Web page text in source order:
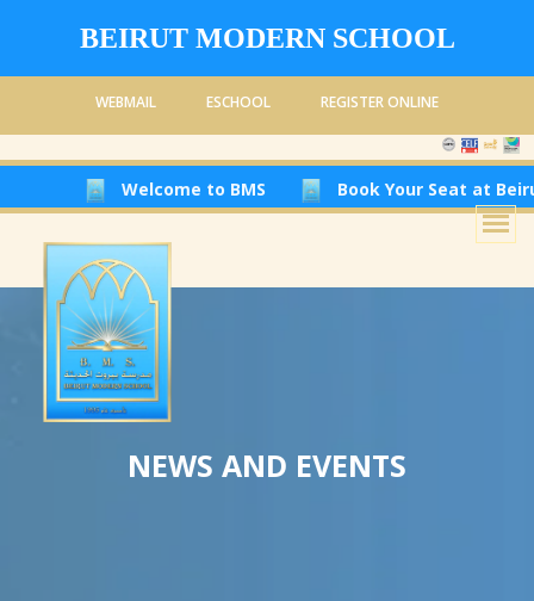
BEIRUT MODERN SCHOOL
WEBMAIL ESCHOOL REGISTER ONLINE
Welcome to BMS Book Your Seat at Beirut
NEWS AND EVENTS